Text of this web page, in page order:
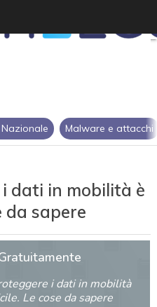
Malware e attacchi
dati in mobilità è
da sapere
i dati in mobilità
Le cose da sapere